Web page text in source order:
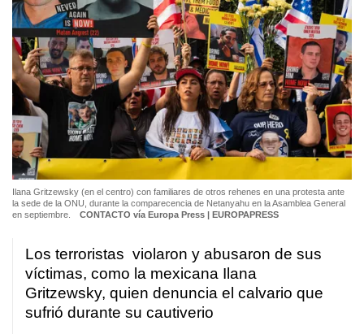
Ilana Gritzewsky (en el centro) con familiares de otros rehenes en una protesta ante
la sede de la ONU, durante la comparecencia de Netanyahu en la Asamblea General
en septiembre.
CONTACTO vía Europa Press | EUROPAPRESS
Los terroristas violaron y abusaron de sus
víctimas, como la mexicana Ilana
Gritzewsky, quien denuncia el calvario que
sufrió durante su cautiverio